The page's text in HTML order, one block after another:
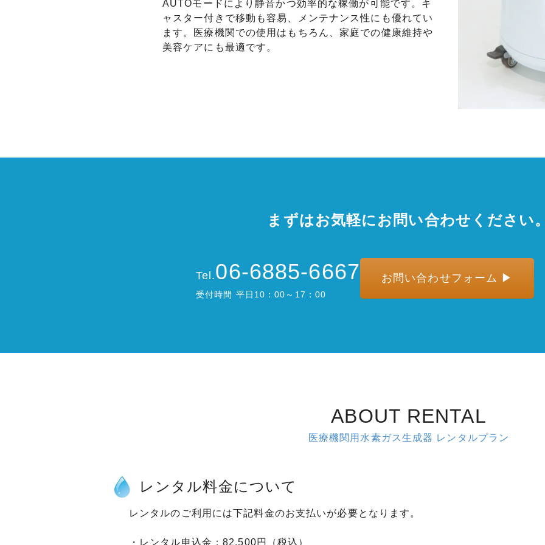
AUTOモードにより静音かつ効率的な稼働が可能です。キ
ャスター付きで移動も容易、メンテナンス性にも優れてい
ます。医療機関での使用はもちろん、家庭での健康維持や
美容ケアにも最適です。
まずはお気軽にお問い合わせください
Tel.06-6885-6667
受付時間 平日10：00～17：00
お問い合わせフォーム ▶
ABOUT RENTAL
医療機関用水素ガス生成器 レンタルプラン
レンタル料金について
レンタルのご利用には下記料金のお支払いが必要となります。
・レンタル申込金：82,500円（税込）